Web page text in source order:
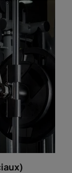
produits et du
établissements
nettoyage
de particules
. En plus des
sont pollués en
et les magasins
intense
et des
être
ces lieux à